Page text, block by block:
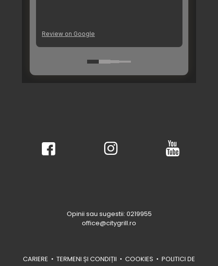
Opinii sau sugestii: 0219955
office@citygrill.ro
CARIERE • TERMENI ȘI CONDIȚII • COOKIES • POLITICI DE